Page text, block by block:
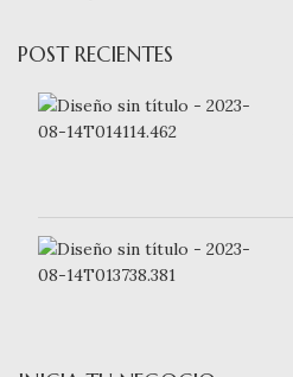
POST RECIENTES